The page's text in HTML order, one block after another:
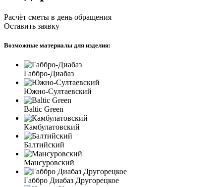
Расчёт сметы в день обращения
Оставить заявку
Возможные материалы для изделия:
Габбро-Диабаз
Южно-Султаевский
Baltic Green
Камбулатовский
Балтийский
Мансуровский
Габбро Диабаз Другорецкое